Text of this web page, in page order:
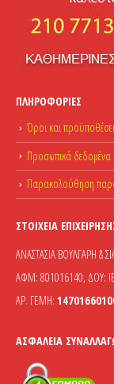
ΠΛΗΡΟΦΟΡΊΕΣ
Όροι και
Προσωπικά δεδομένα
Παρακολούθηση
ΣΤΟΙΧΕΊΑ
ΑΝΑΣΤΑΣΙΑ ΒΟΥΛΓΑΡΗ &
ΑΦΜ: 801016140, ΔΟΥ:
ΑΡ. ΓΕΜΗ:
ΑΣΦΆΛΕΙΑ